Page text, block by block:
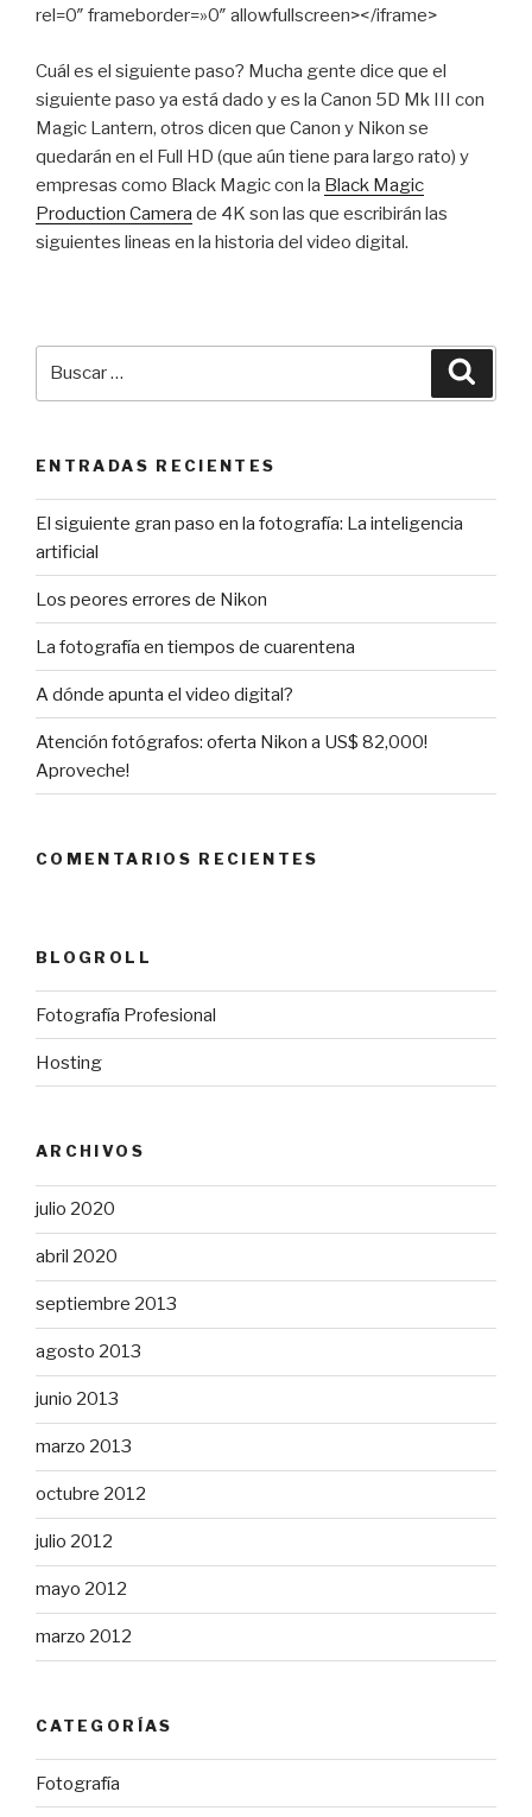
rel=0″ frameborder=»0″ allowfullscreen></iframe>
Cuál es el siguiente paso? Mucha gente dice que el
siguiente paso ya está dado y es la Canon 5D Mk III con
Magic Lantern, otros dicen que Canon y Nikon se
quedarán en el Full HD (que aún tiene para largo rato) y
empresas como Black Magic con la Black Magic
Production Camera de 4K son las que escribirán las
siguientes lineas en la historia del video digital.
ENTRADAS RECIENTES
El siguiente gran paso en la fotografía: La inteligencia
artificial
Los peores errores de Nikon
La fotografía en tiempos de cuarentena
A dónde apunta el video digital?
Atención fotógrafos: oferta Nikon a US$ 82,000!
Aproveche!
COMENTARIOS RECIENTES
BLOGROLL
Fotografía Profesional
Hosting
ARCHIVOS
julio 2020
abril 2020
septiembre 2013
agosto 2013
junio 2013
marzo 2013
octubre 2012
julio 2012
mayo 2012
marzo 2012
CATEGORÍAS
Fotografía